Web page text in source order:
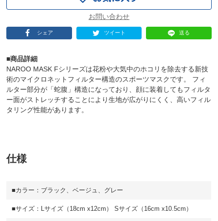
シェア ツイート 送る
■商品詳細
NAROO MASK Fシリーズは花粉や大気中のホコリを除去する新技
術のマイクロネットフィルター構造のスポーツマスクです。 フィ
ルター部分が「蛇腹」構造になっており、顔に装着してもフィルタ
ー面がストレッチすることにより生地が広がりにくく、高いフィル
タリング性能があります。
仕様
■カラー：ブラック、ベージュ、グレー
■サイズ：Lサイズ（18cm x12cm） Sサイズ（16cm x10.5cm）